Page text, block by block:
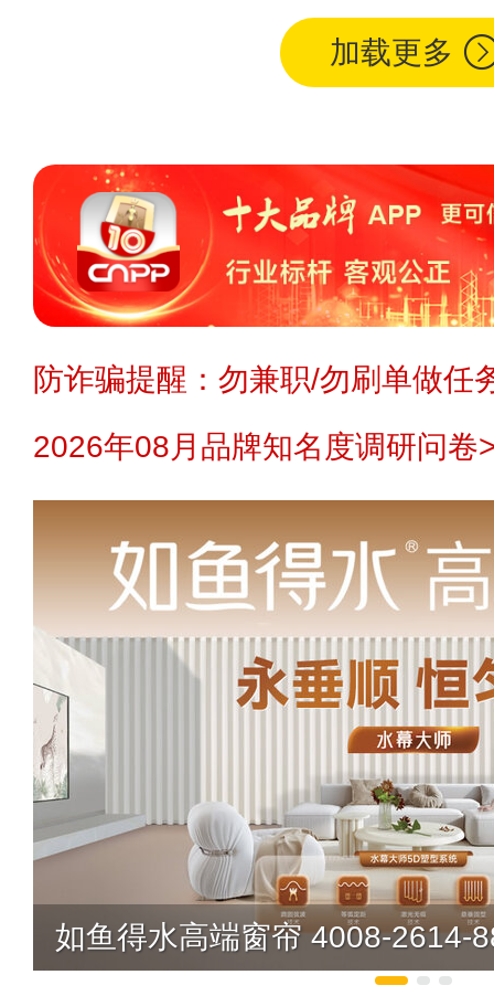
加载更多
防诈骗提醒：勿兼职/勿刷单做任
2026年08月品牌知名度调研问卷
如鱼得水高端窗帘 4008-2614-